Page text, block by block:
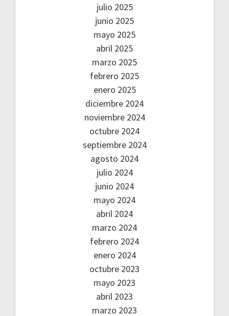
julio 2025
junio 2025
mayo 2025
abril 2025
marzo 2025
febrero 2025
enero 2025
diciembre 2024
noviembre 2024
octubre 2024
septiembre 2024
agosto 2024
julio 2024
junio 2024
mayo 2024
abril 2024
marzo 2024
febrero 2024
enero 2024
octubre 2023
mayo 2023
abril 2023
marzo 2023